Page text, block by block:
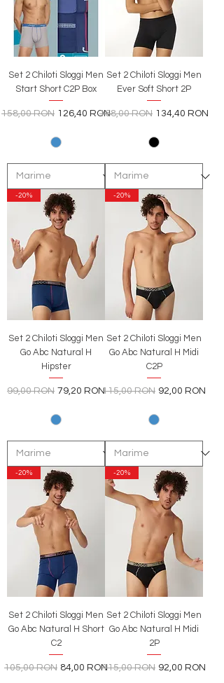
Set 2 Chiloti Sloggi Men
Start Short C2P Box
Preț normal
158,00 RON Preț redus
126,40 RON
Set 2 Chiloti Sloggi Men
Ever Soft Short 2P
Preț normal
168,00 RON Preț redus
134,40 RON
-20%
Set 2 Chiloti Sloggi Men
Go Abc Natural H
Hipster
Preț normal
99,00 RON Preț redus
79,20 RON
-20%
Set 2 Chiloti Sloggi Men
Go Abc Natural H Midi
C2P
Preț normal
115,00 RON Preț redus
92,00 RON
-20%
Set 2 Chiloti Sloggi Men
Go Abc Natural H Short
C2
Preț normal
105,00 RON Preț redus
84,00 RON
-20%
Set 2 Chiloti Sloggi Men
Go Abc Natural H Midi
2P
Preț normal
115,00 RON Preț redus
92,00 RON